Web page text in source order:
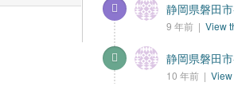
静岡県磐田
9 年前 | View
静岡県磐田
10 年前 |